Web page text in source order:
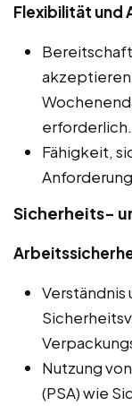
Flexibilität und
erforderlich.
Fähigkeit,
Sicherheits-
Verständnis
Nutzung
(PSA) wie